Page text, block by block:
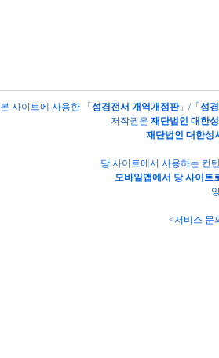
본 사이트에 사용한 「 성경전서 개역개정판」/「 성
저작권은 재단법인 대한
재단법인 대한성
당 사이트에서 사용하는 컨
모바일앱에서 당 사이트
<서비스 문